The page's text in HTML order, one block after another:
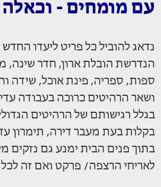
עם מומחים - וכאלה
נדאג להוביל כל פריט ליעדו
הנדרשת הובלת ארון, חדר שינה,
ספות, ספריה, פינת אוכל, שידה
ושאר הרהיטים כרוכה בעבודה
בגלל רגישותם של הרהיטים
בקלות בעת מעבר דירה, תימרון
בתוך פנים הבית ימנע גם נזקים
לאריחי הרצפה/ פרקט ואם זה לכל